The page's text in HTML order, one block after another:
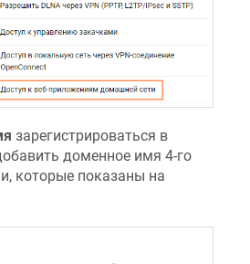
зарегистрироваться в
доменное имя 4-го
которые показаны на